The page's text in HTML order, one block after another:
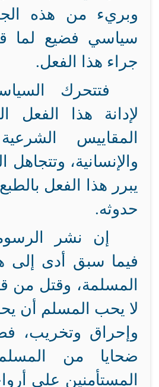
وبريء من هذه
سياسي فضيع لما
جراء هذا الفعل.
فتتحرك
لإدانة هذا الفعل
المقاييس
والإنسانية،
يبرر هذا الفعل
حدوثه.
إن نشر
فيما سبق أدى إلى
المسلمة، وقتل من
لا يحب المسلم أن
وإحراق وتخريب،
ضحايا من
المستأمنين على